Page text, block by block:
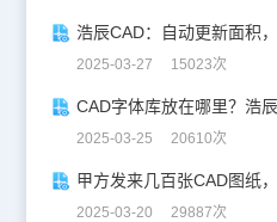
浩辰CAD：自动更新面积
2025-03-27 15023次
CAD字体库放在哪里？浩
2025-03-25 20610次
2025-03-20 29887次